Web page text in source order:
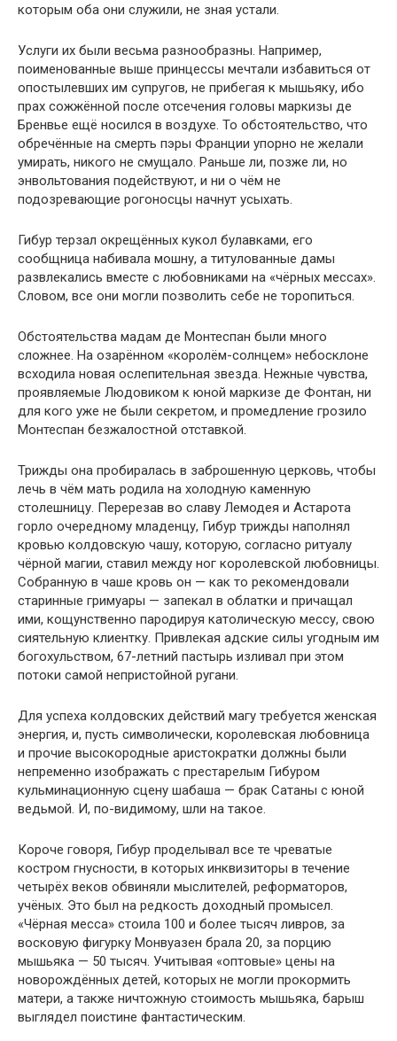
которым оба они служили, не зная устали.
Услуги их были весьма разнообразны. Например,
поименованные выше принцессы мечтали избавиться от
опостылевших им супругов, не прибегая к мышьяку, ибо
прах сожжённой после отсечения головы маркизы де
Бренвье ещё носился в воздухе. То обстоятельство, что
обречённые на смерть пэры Франции упорно не желали
умирать, никого не смущало. Раньше ли, позже ли, но
энвольтования подействуют, и ни о чём не
подозревающие рогоносцы начнут усыхать.
Гибур терзал окрещённых кукол булавками, его
сообщница набивала мошну, а титулованные дамы
развлекались вместе с любовниками на «чёрных мессах».
Словом, все они могли позволить себе не торопиться.
Обстоятельства мадам де Монтеспан были много
сложнее. На озарённом «королём-солнцем» небосклоне
всходила новая ослепительная звезда. Нежные чувства,
проявляемые Людовиком к юной маркизе де Фонтан, ни
для кого уже не были секретом, и промедление грозило
Монтеспан безжалостной отставкой.
Трижды она пробиралась в заброшенную церковь, чтобы
лечь в чём мать родила на холодную каменную
столешницу. Перерезав во славу Лемодея и Астарота
горло очередному младенцу, Гибур трижды наполнял
кровью колдовскую чашу, которую, согласно ритуалу
чёрной магии, ставил между ног королевской любовницы.
Собранную в чаше кровь он — как то рекомендовали
старинные гримуары — запекал в облатки и причащал
ими, кощунственно пародируя католическую мессу, свою
сиятельную клиентку. Привлекая адские силы угодным им
богохульством, 67-летний пастырь изливал при этом
потоки самой непристойной ругани.
Для успеха колдовских действий магу требуется женская
энергия, и, пусть символически, королевская любовница
и прочие высокородные аристократки должны были
непременно изображать с престарелым Гибуром
кульминационную сцену шабаша — брак Сатаны с юной
ведьмой. И, по-видимому, шли на такое.
Короче говоря, Гибур проделывал все те чреватые
костром гнусности, в которых инквизиторы в течение
четырёх веков обвиняли мыслителей, реформаторов,
учёных. Это был на редкость доходный промысел.
«Чёрная месса» стоила 100 и более тысяч ливров, за
восковую фигурку Монвуазен брала 20, за порцию
мышьяка — 50 тысяч. Учитывая «оптовые» цены на
новорождённых детей, которых не могли прокормить
матери, а также ничтожную стоимость мышьяка, барыш
выглядел поистине фантастическим.